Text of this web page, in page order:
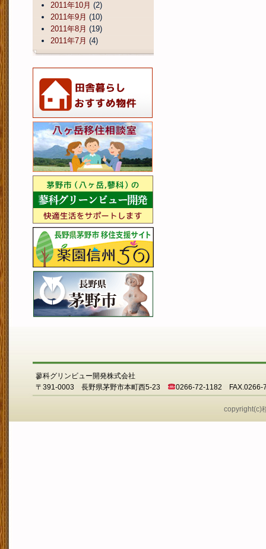
2011年10月 (2)
2011年9月 (10)
2011年8月 (19)
2011年7月 (4)
蓼科グリンビュー開発株式会社
〒391-0003 長野県茅野市本町西5-23
0266-72-1182 FAX.0266-
copyright(c)